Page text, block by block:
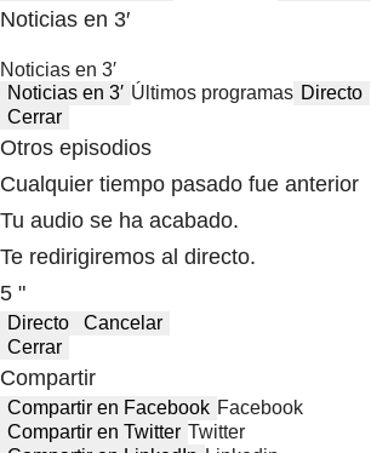
Noticias en 3′
Noticias en 3′
Noticias en 3′ Últimos programas Directo
Cerrar
Otros episodios
Cualquier tiempo pasado fue anterior
Tu audio se ha acabado.
Te redirigiremos al directo.
5 "
Directo
Cancelar
Cerrar
Compartir
Compartir en Facebook Facebook
Compartir en Twitter Twitter